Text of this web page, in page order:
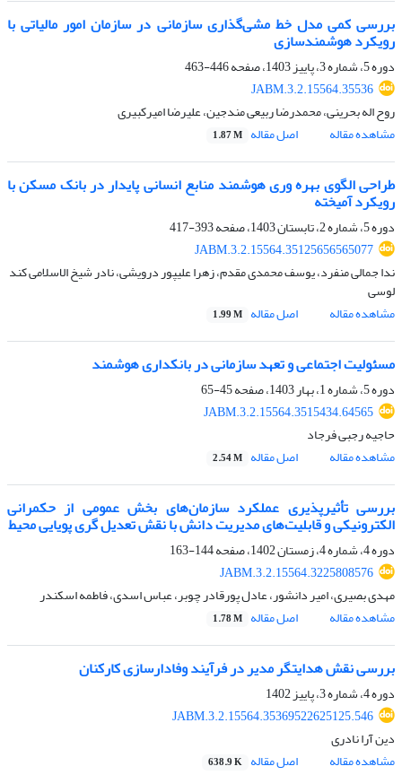
بررسی کمی مدل خط مشی‌گذاری سازمانی در سازمان امور مالیاتی با
رویکرد هوشمندسازی
دوره 5، شماره 3، پاییز 1403، صفحه
446-463
JABM.3.2.15564.35536
روح اله بحرینی، محمدرضا ربیعی مندجین، علیرضا امیرکبیری
مشاهده مقاله
اصل مقاله 1.87 M
طراحی الگوی بهره وری هوشمند منابع انسانی پایدار در بانک مسکن با
رویکرد آمیخته
دوره 5، شماره 2، تابستان 1403، صفحه
393-417
JABM.3.2.15564.35125656565077
ندا جمالی منفرد، یوسف محمدی مقدم، زهرا علیپور درویشی، نادر شیخ الاسلامی کند
لوسی
مشاهده مقاله
اصل مقاله 1.99 M
مسئولیت اجتماعی و تعهد سازمانی در بانکداری هوشمند
دوره 5، شماره 1، بهار 1403، صفحه
45-65
JABM.3.2.15564.3515434.64565
حاجیه رجبی فرجاد
مشاهده مقاله
اصل مقاله 2.54 M
بررسی تأثیرپذیری عملکرد سازمان‌های بخش عمومی از حکمرانی
الکترونیکی و قابلیت‌های مدیریت دانش با نقش تعدیل گری پویایی محیط
دوره 4، شماره 4، زمستان 1402، صفحه
144-163
JABM.3.2.15564.3225808576
مهدی بصیری، امیر دانشور، عادل پورقادر چوبر، عباس اسدی، فاطمه اسکندر
مشاهده مقاله
اصل مقاله 1.78 M
بررسی نقش هدایتگر مدیر در فرآیند وفادارسازی کارکنان
دوره 4، شماره 3، پاییز 1402
JABM.3.2.15564.35369522625125.546
دین آرا نادری
مشاهده مقاله
اصل مقاله 638.9 K